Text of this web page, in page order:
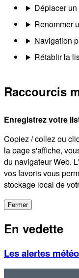
Déplacer
Renommer
Navigation
Rétablir la
Raccourcis
Enregistrez votre
Copiez / collez ou
la page s'affiche,
du navigateur Web.
vos favoris vous
stockage local de
Fermer
En vedette
Les alertes